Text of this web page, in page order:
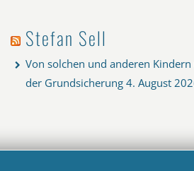
Stefan Sell
Von solchen und anderen
der Grundsicherung 4. August